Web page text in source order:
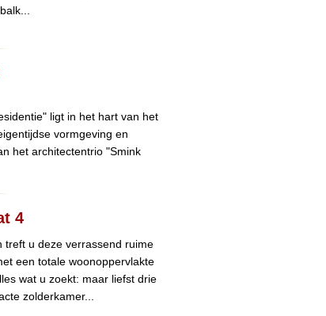
ligt in het hart van het
vormgeving en
het architectentrio "Smink
4
treft u deze verrassend ruime
een totale woonoppervlakte
wat u zoekt: maar liefst drie
zolderkamer...